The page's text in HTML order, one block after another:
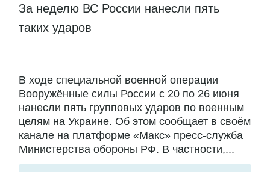
За неделю ВС России нанесли пять
таких ударов
В ходе специальной военной операции
Вооружённые силы России с 20 по 26 июня
нанесли пять групповых ударов по военным
целям на Украине. Об этом сообщает в своём
канале на платформе «Макс» пресс-служба
Министерства обороны РФ. В частности,...